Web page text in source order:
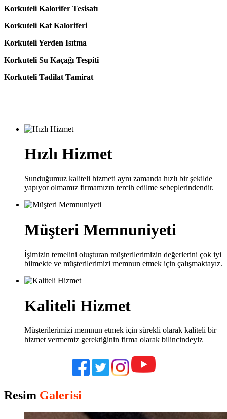
Korkuteli Kalorifer Tesisatı
Korkuteli Kat Kaloriferi
Korkuteli Yerden Isıtma
Korkuteli Su Kaçağı Tespiti
Korkuteli Tadilat Tamirat
Hızlı Hizmet
Sunduğumuz kaliteli hizmeti aynı zamanda hızlı bir şekilde
yapıyor olmamız firmamızın tercih edilme sebeplerindendir.
Müşteri Memnuniyeti
İşimizin temelini oluşturan müşterilerimizin değerlerini çok iyi
bilmekte ve müşterilerimizi memnun etmek için çalışmaktayız.
Kaliteli Hizmet
Müşterilerimizi memnun etmek için sürekli olarak kaliteli bir
hizmet vermemiz gerektiğinin firma olarak bilincindeyiz
Resim Galerisi